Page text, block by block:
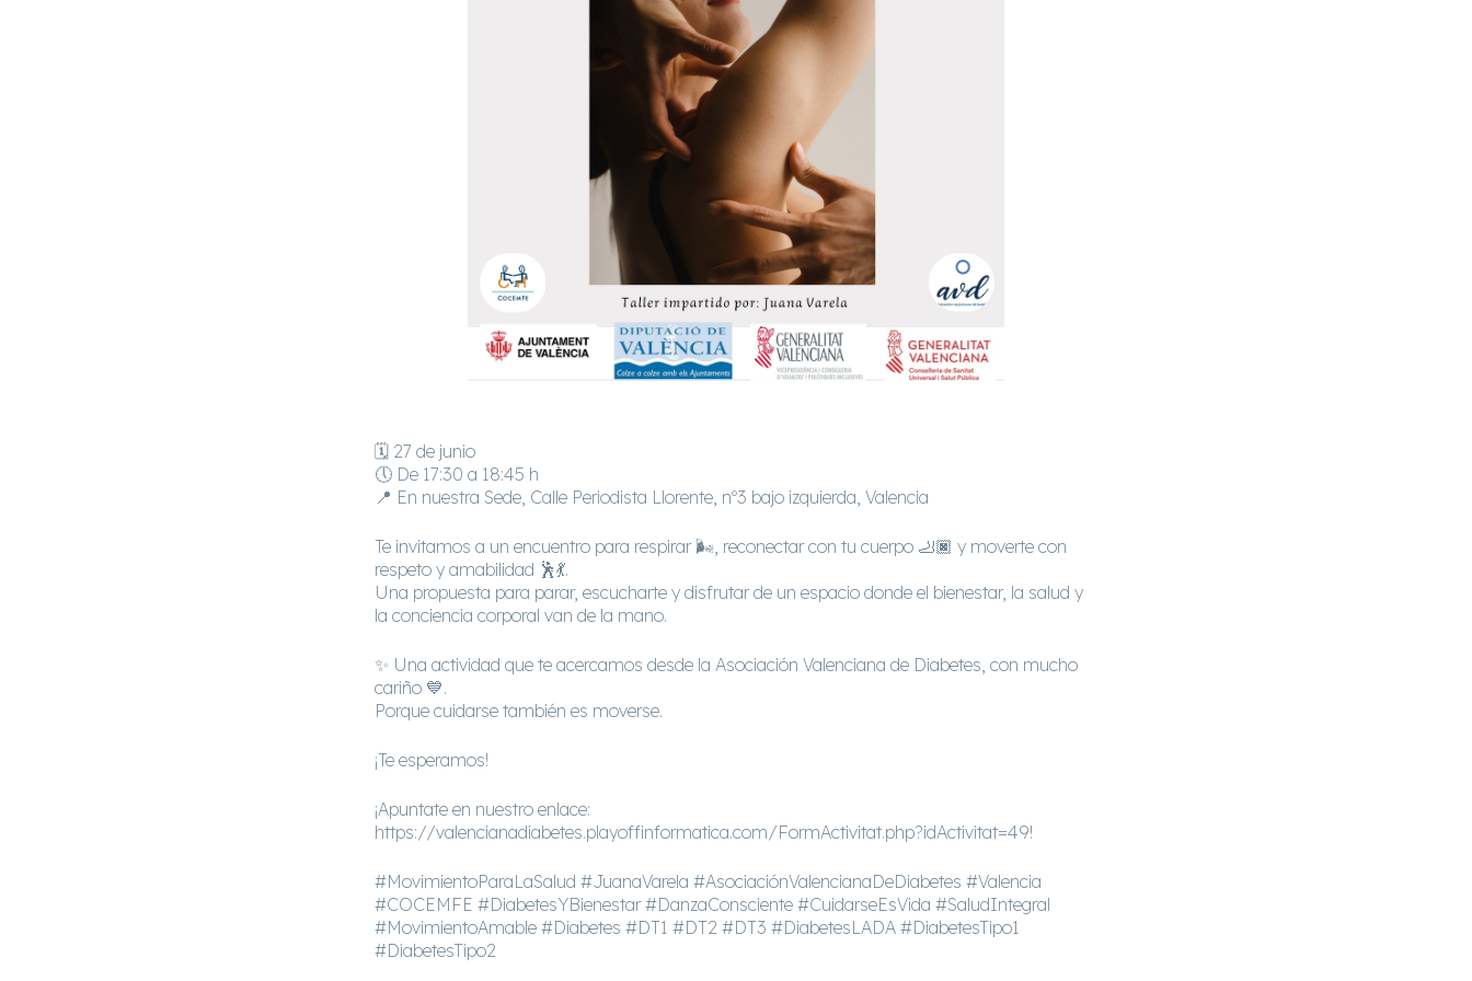
🗓️ 27 de junio
🕔 De 17:30 a 18:45 h
📍 En nuestra Sede, Calle Periodista Llorente, nº3 bajo izquierda, Valencia
Te invitamos a un encuentro para respirar 🌬️, reconectar con tu cuerpo 🦶🏿 y moverte con
respeto y amabilidad 🕺💃.
Una propuesta para parar, escucharte y disfrutar de un espacio donde el bienestar, la salud y
la conciencia corporal van de la mano.
✨ Una actividad que te acercamos desde la Asociación Valenciana de Diabetes, con mucho
cariño 💙.
Porque cuidarse también es moverse.
¡Te esperamos!
¡Apuntate en nuestro enlace:
https://valencianadiabetes.playoffinformatica.com/FormActivitat.php?idActivitat=49!
#MovimientoParaLaSalud #JuanaVarela #AsociaciónValencianaDeDiabetes #Valencia
#COCEMFE #DiabetesYBienestar #DanzaConsciente #CuidarseEsVida #SaludIntegral
#MovimientoAmable #Diabetes #DT1 #DT2 #DT3 #DiabetesLADA #DiabetesTipo1
#DiabetesTipo2